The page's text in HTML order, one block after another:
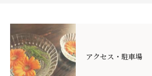
アクセス・駐車場